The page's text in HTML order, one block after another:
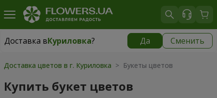
Доставка вКуриловка? Да Сменить
Доставка вКуриловка|
Доставка цветов в г. Куриловка > Букеты цветов
Купить букет цветов